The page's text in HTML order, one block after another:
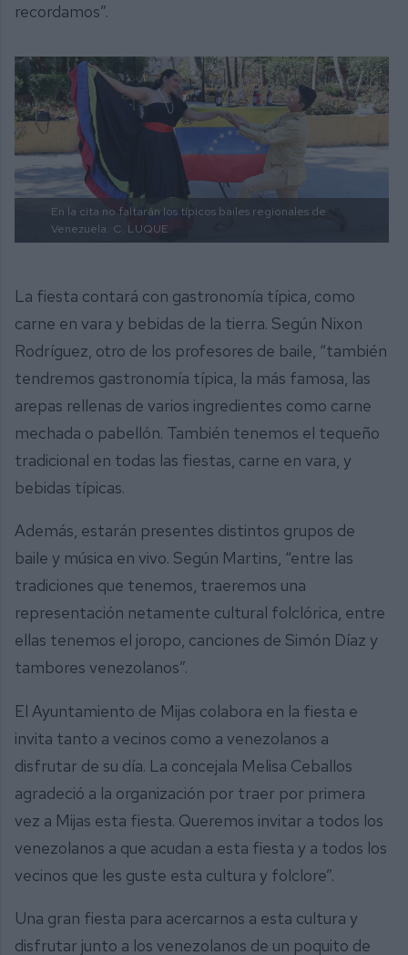
recordamos”.
En la cita no faltarán los típicos bailes regionales de
Venezuela. C. LUQUE.
La fiesta contará con gastronomía típica, como
carne en vara y bebidas de la tierra. Según Nixon
Rodríguez, otro de los profesores de baile, “también
tendremos gastronomía típica, la más famosa, las
arepas rellenas de varios ingredientes como carne
mechada o pabellón. También tenemos el tequeño
tradicional en todas las fiestas, carne en vara, y
bebidas típicas.
Además, estarán presentes distintos grupos de
baile y música en vivo. Según Martins, “entre las
tradiciones que tenemos, traeremos una
representación netamente cultural folclórica, entre
ellas tenemos el joropo, canciones de Simón Díaz y
tambores venezolanos”.
El Ayuntamiento de Mijas colabora en la fiesta e
invita tanto a vecinos como a venezolanos a
disfrutar de su día. La concejala Melisa Ceballos
agradeció a la organización por traer por primera
vez a Mijas esta fiesta. Queremos invitar a todos los
venezolanos a que acudan a esta fiesta y a todos los
vecinos que les guste esta cultura y folclore”.
Una gran fiesta para acercarnos a esta cultura y
disfrutar junto a los venezolanos de un poquito de